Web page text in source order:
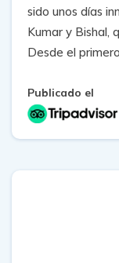
sido unos días
Kumar y Bishal,
Desde el
familiares, nos
los días fueran
trekking y su
puntazo que
El valle de
Publicado el